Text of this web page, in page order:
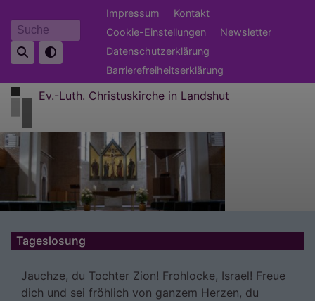
zum
Inhalt
Suche
Fußbereichsmenü
Impressum
Kontakt
Cookie-Einstellungen
Newsletter
Datenschutzerklärung
Barrierefreiheitserklärung
Ev.-Luth. Christuskirche in Landshut
Tageslosung
Jauchze, du Tochter Zion! Frohlocke, Israel! Freue
dich und sei fröhlich von ganzem Herzen, du